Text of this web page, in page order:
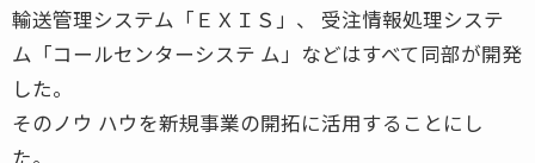
輸送管理システム「ＥＸＩＳ」、 受注情報処理システ
ム「コールセンターシステ ム」などはすべて同部が開発
した。
そのノウ ハウを新規事業の開拓に活用することにし
た。